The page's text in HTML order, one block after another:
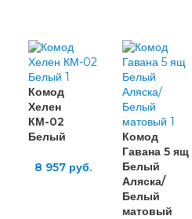
Комод
Хелен
КМ-02
Белый
8 957 руб.
Комод
Гавана 5 ящ
Белый
Аляска/
Белый
матовый